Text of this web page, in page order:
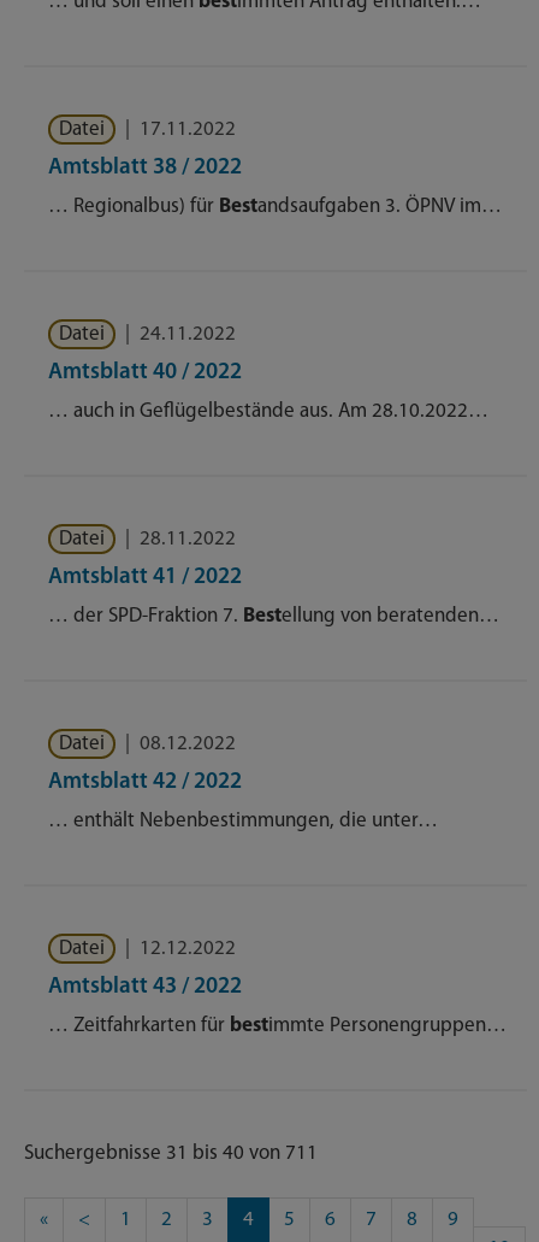
Datei 17.11.2022
Amtsblatt 38 / 2022
… Regionalbus) für Bestandsaufgaben 3. ÖPNV im…
Datei 24.11.2022
Amtsblatt 40 / 2022
… auch in Geflügelbestände aus. Am 28.10.2022…
Datei 28.11.2022
Amtsblatt 41 / 2022
… der SPD-Fraktion 7. Bestellung von beratenden…
Datei 08.12.2022
Amtsblatt 42 / 2022
… enthält Nebenbestimmungen, die unter…
Datei 12.12.2022
Amtsblatt 43 / 2022
… Zeitfahrkarten für bestimmte Personengruppen…
Suchergebnisse 31 bis 40 von 711
« < 1 2 3 4 5 6 7 8
9